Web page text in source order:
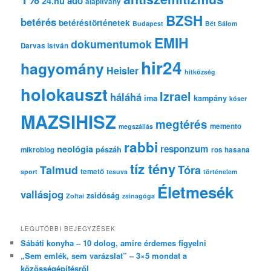
betérés betéréstörténetek Budapest BZSH Bét Sálom
Darvas István dokumentumok EMIH
hagyomány Heisler hir24 hitközség
holokauszt háláhá ima Izrael kampány kóser
MAZSIHISZ megszállás megtérés memento
mikroblog neológia pészáh rabbi responzum ros hasana
sport Talmud temető tesuva tíz tényTóra történelem
vallásjog Zoltai zsidóság zsinagóga Életmesék
LEGUTÓBBI BEJEGYZÉSEK
Sábáti konyha – 10 dolog, amire érdemes figyelni
„Sem emlék, sem varázslat” – 3×5 mondat a
közösségépítésről